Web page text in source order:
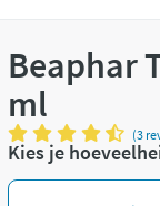
Beaphar
ml
(3
Kies je